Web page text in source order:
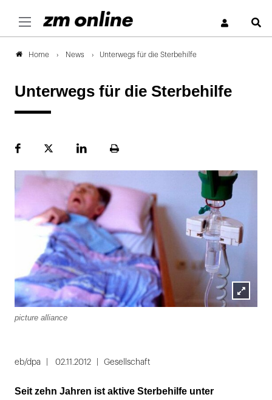
Home News Unterwegs für die Sterbehilfe
Unterwegs für die Sterbehilfe
FacebookPlattformLinekdInSeite
Lightbox
picture alliance
eb/dpa 02.11.2012 Gesellschaft
Seit zehn Jahren ist aktive Sterbehilfe unter